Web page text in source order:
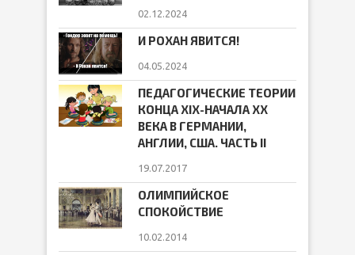
02.12.2024
И РОХАН ЯВИТСЯ!
04.05.2024
ПЕДАГОГИЧЕСКИЕ ТЕОРИИ
КОНЦА ХIХ-НАЧАЛА ХХ
ВЕКА В ГЕРМАНИИ,
АНГЛИИ, США. ЧАСТЬ II
19.07.2017
ОЛИМПИЙСКОЕ
СПОКОЙСТВИЕ
10.02.2014